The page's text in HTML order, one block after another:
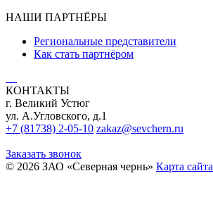
НАШИ ПАРТНЁРЫ
Региональные представители
Как стать партнёром
КОНТАКТЫ
г. Великий Устюг
ул. А.Угловского, д.1
+7 (81738) 2-05-10 zakaz@sevchern.ru
Заказать звонок
© 2026 ЗАО «Северная чернь» Карта сайта